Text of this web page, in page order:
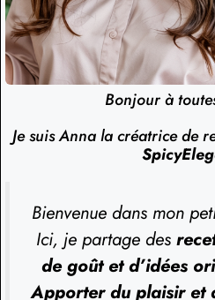
Bonjour à
Je suis Anna la créatrice de
Bienvenue dans mon
Ici, je partage des
de goût et d’idées
Apporter du plaisir et